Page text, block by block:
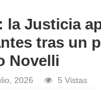
la Justicia
tras un
Novelli
2026 5 Vistas